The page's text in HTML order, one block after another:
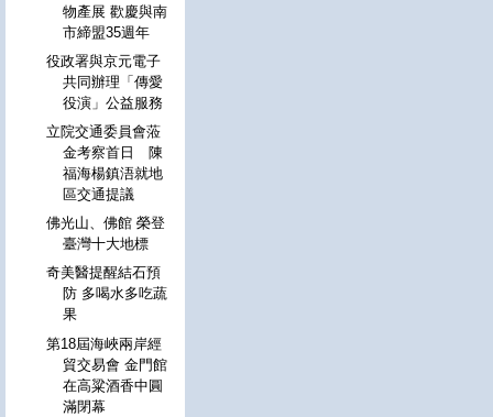
物產展 歡慶與南
市締盟35週年
役政署與京元電子
共同辦理「傳愛
役演」公益服務
立院交通委員會蒞
金考察首日 陳
福海楊鎮浯就地
區交通提議
佛光山、佛館 榮登
臺灣十大地標
奇美醫提醒結石預
防 多喝水多吃蔬
果
第18屆海峽兩岸經
貿交易會 金門館
在高粱酒香中圓
滿閉幕